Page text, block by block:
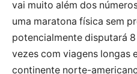
vai muito além dos
uma maratona física sem
potencialmente disputará
vezes com viagens longas
continente norte-